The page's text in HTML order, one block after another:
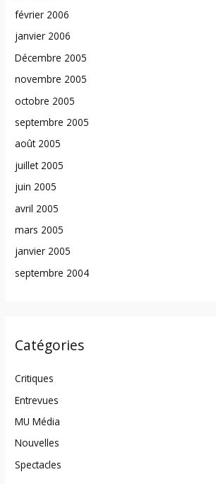
février 2006
janvier 2006
Décembre 2005
novembre 2005
octobre 2005
septembre 2005
août 2005
juillet 2005
juin 2005
avril 2005
mars 2005
janvier 2005
septembre 2004
Catégories
Critiques
Entrevues
MU Média
Nouvelles
Spectacles